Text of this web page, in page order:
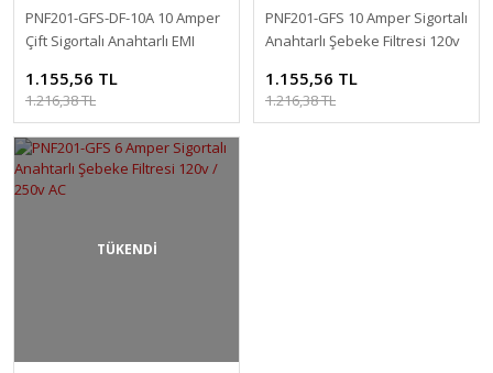
PNF201-GFS-DF-10A 10 Amper
Çift Sigortalı Anahtarlı EMI
1.155,56 TL
1.216,38 TL
PNF201-GFS 10 Amper Sigortalı
Anahtarlı Şebeke Filtresi 120v
1.155,56 TL
1.216,38 TL
TÜKENDİ